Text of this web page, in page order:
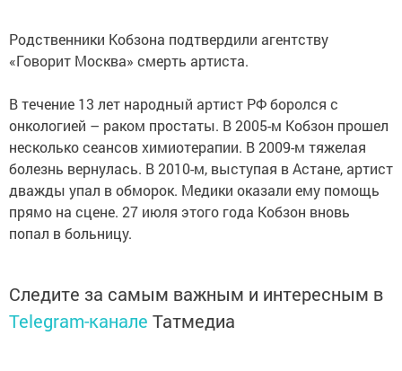
Родственники Кобзона подтвердили агентству
«Говорит Москва» смерть артиста.
В течение 13 лет народный артист РФ боролся с
онкологией – раком простаты. В 2005-м Кобзон прошел
несколько сеансов химиотерапии. В 2009-м тяжелая
болезнь вернулась. В 2010-м, выступая в Астане, артист
дважды упал в обморок. Медики оказали ему помощь
прямо на сцене. 27 июля этого года Кобзон вновь
попал в больницу.
Следите за самым важным и интересным в
Telegram-канале Татмедиа